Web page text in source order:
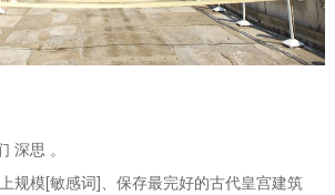
深思 。
规模[敏感词]、保存最完好的古代皇宫建筑